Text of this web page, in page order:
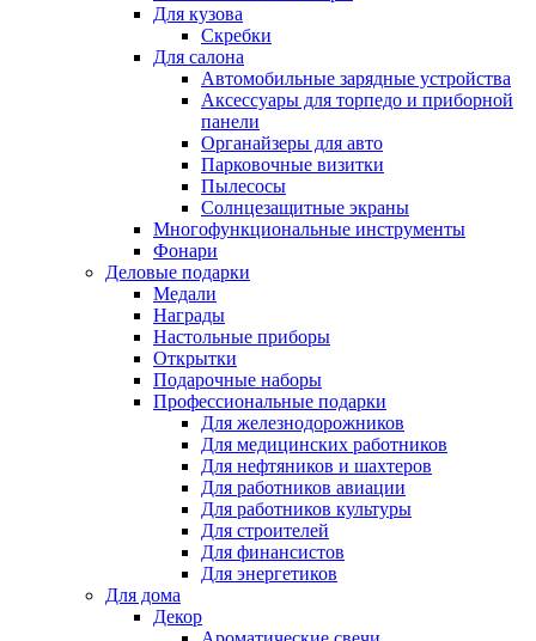
Для кузова
Скребки
Для салона
Автомобильные зарядные устройства
Аксессуары для торпедо и приборной
панели
Органайзеры для авто
Парковочные визитки
Пылесосы
Солнцезащитные экраны
Многофункциональные инструменты
Фонари
Деловые подарки
Медали
Награды
Настольные приборы
Открытки
Подарочные наборы
Профессиональные подарки
Для железнодорожников
Для медицинских работников
Для нефтяников и шахтеров
Для работников авиации
Для работников культуры
Для строителей
Для финансистов
Для энергетиков
Для дома
Декор